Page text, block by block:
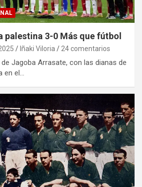
palestina 3-0 Más que fútbol
Iñaki Viloria 24 comentarios
Jagoba Arrasate, con las dianas de
en el…